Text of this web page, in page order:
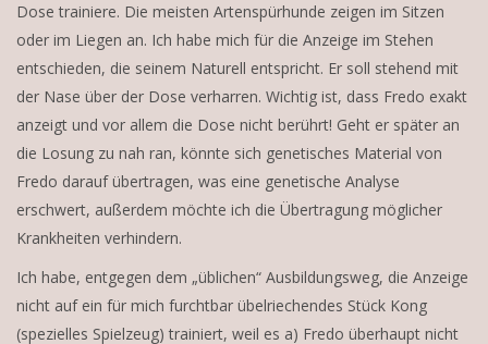
Dose trainiere. Die meisten Artenspürhunde zeigen im Sitzen
oder im Liegen an. Ich habe mich für die Anzeige im Stehen
entschieden, die seinem Naturell entspricht. Er soll stehend mit
der Nase über der Dose verharren. Wichtig ist, dass Fredo exakt
anzeigt und vor allem die Dose nicht berührt! Geht er später an
die Losung zu nah ran, könnte sich genetisches Material von
Fredo darauf übertragen, was eine genetische Analyse
erschwert, außerdem möchte ich die Übertragung möglicher
Krankheiten verhindern.
Ich habe, entgegen dem „üblichen“ Ausbildungsweg, die Anzeige
nicht auf ein für mich furchtbar übelriechendes Stück Kong
(spezielles Spielzeug) trainiert, weil es a) Fredo überhaupt nicht